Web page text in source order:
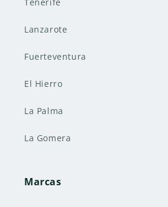
Tenerife
Lanzarote
Fuerteventura
El Hierro
La Palma
La Gomera
Marcas